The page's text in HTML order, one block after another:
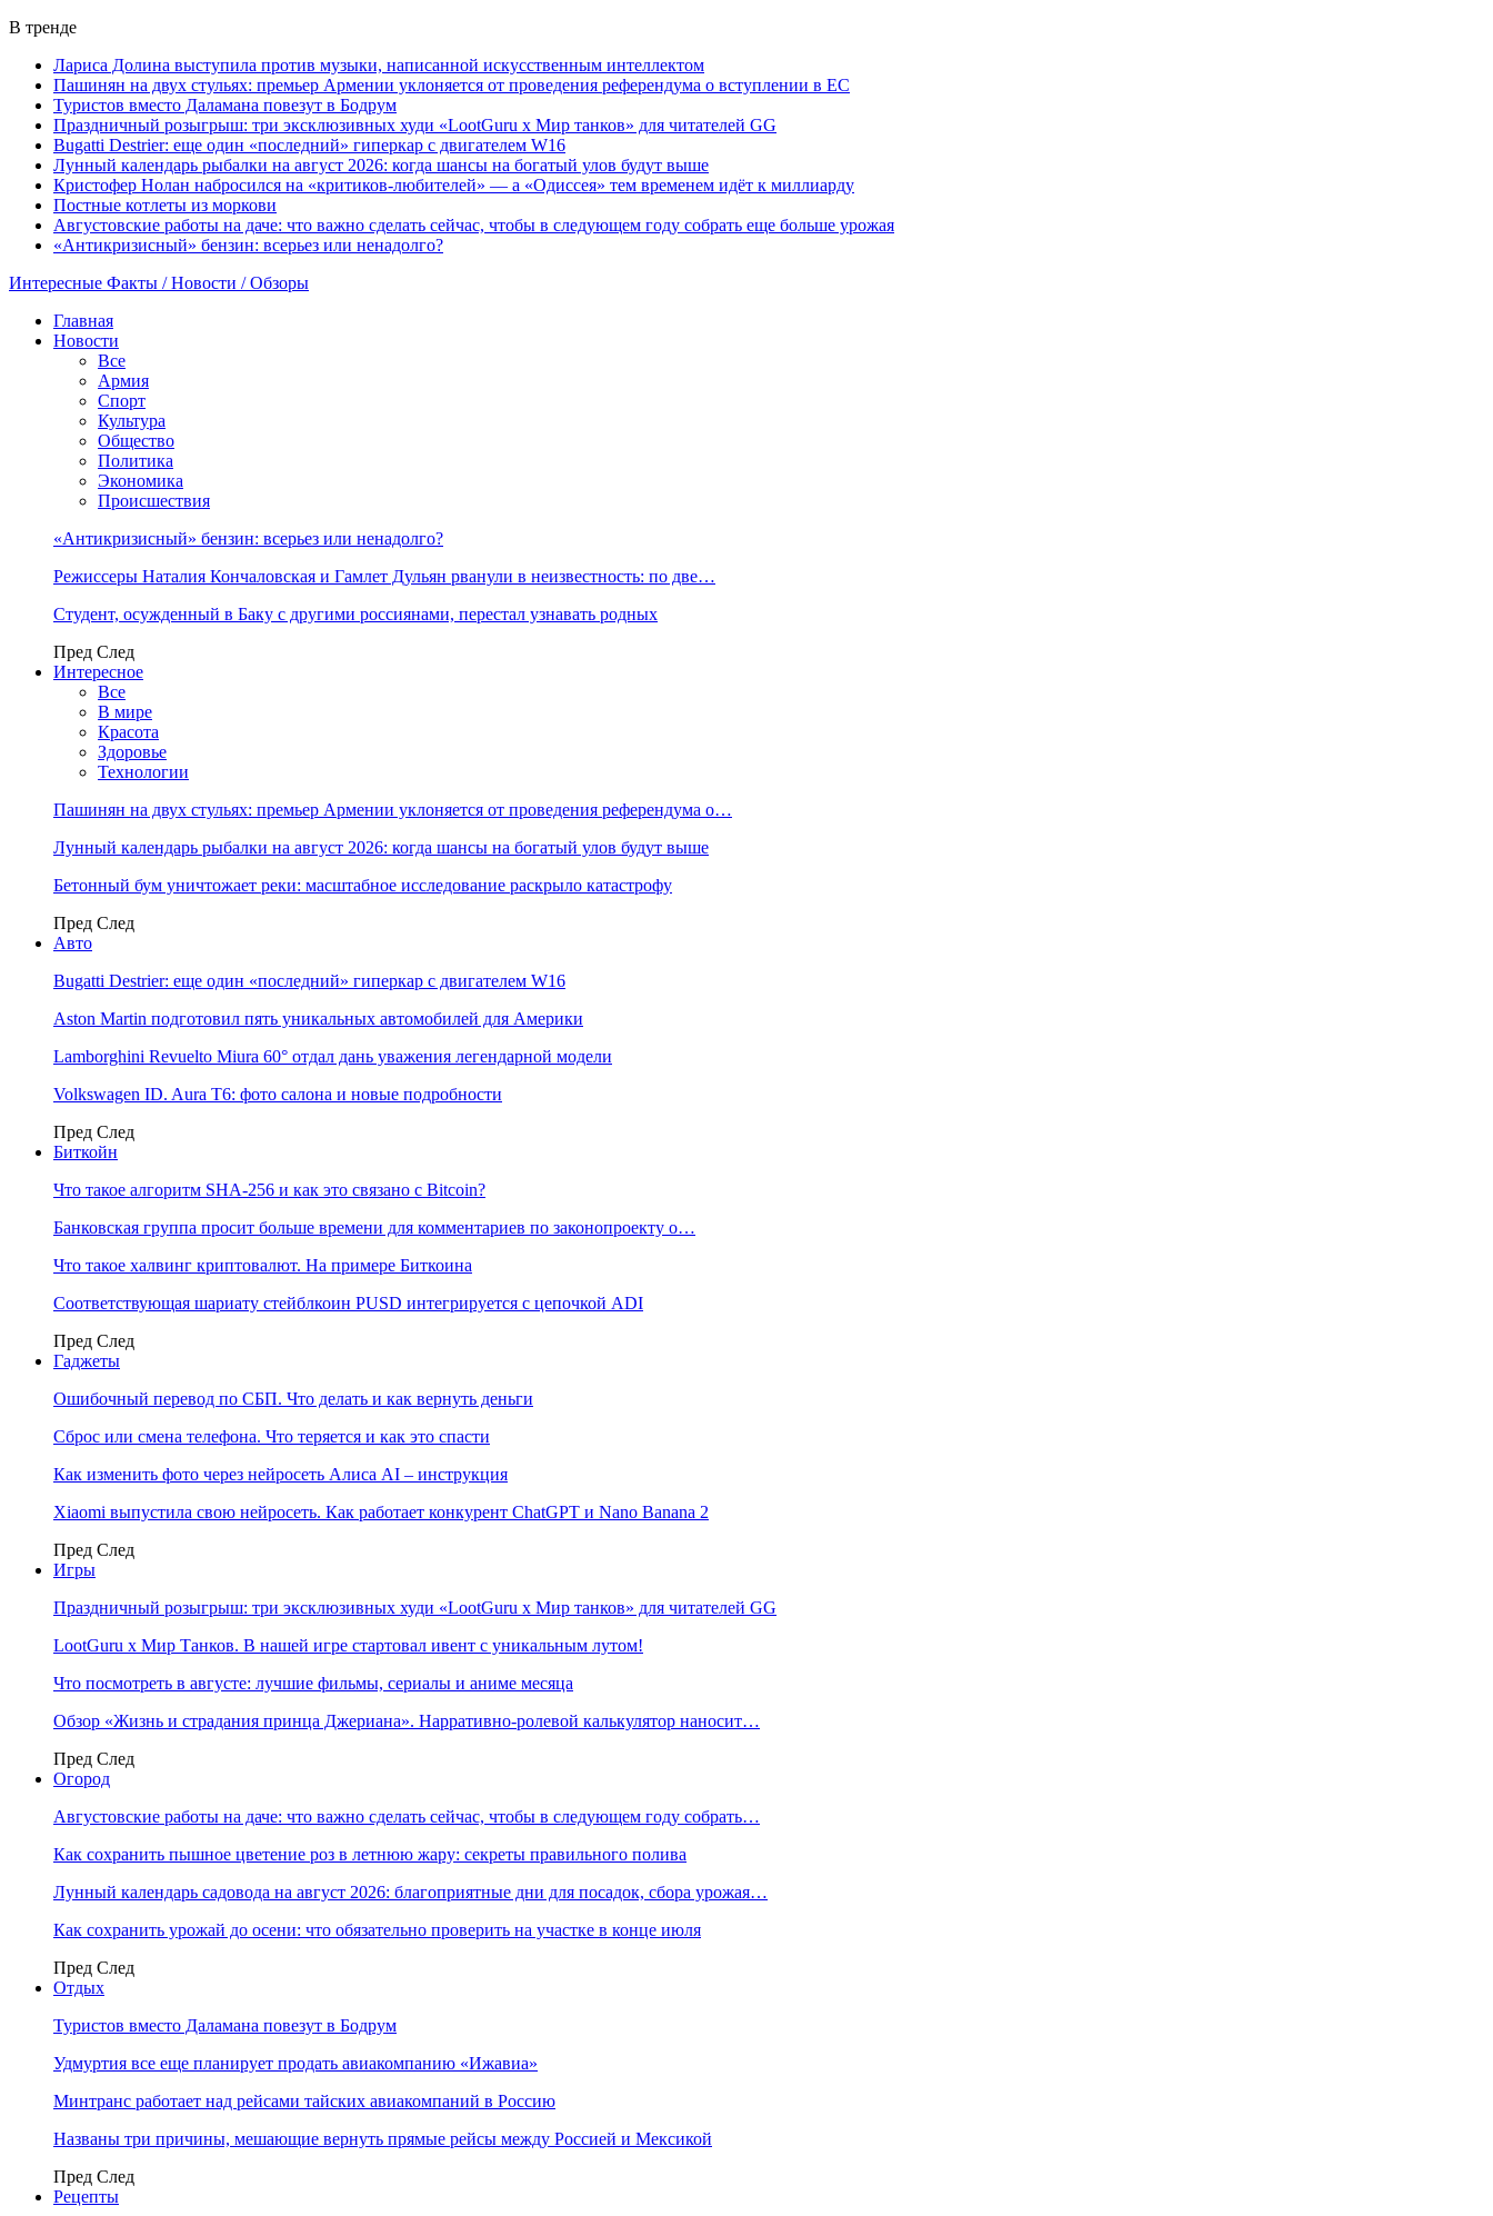
В тренде
Лариса Долина выступила против музыки, написанной искусственным интеллектом
Пашинян на двух стульях: премьер Армении уклоняется от проведения референдума о вступлении в ЕС
Туристов вместо Даламана повезут в Бодрум
Праздничный розыгрыш: три эксклюзивных худи «LootGuru х Мир танков» для читателей GG
Bugatti Destrier: еще один «последний» гиперкар с двигателем W16
Лунный календарь рыбалки на август 2026: когда шансы на богатый улов будут выше
Кристофер Нолан набросился на «критиков-любителей» — а «Одиссея» тем временем идёт к миллиарду
Постные котлеты из моркови
Августовские работы на даче: что важно сделать сейчас, чтобы в следующем году собрать еще больше урожая
«Антикризисный» бензин: всерьез или ненадолго?
Интересные Факты / Новости / Обзоры
Главная
Новости
Все
Армия
Спорт
Культура
Общество
Политика
Экономика
Происшествия
«Антикризисный» бензин: всерьез или ненадолго?
Режиссеры Наталия Кончаловская и Гамлет Дульян рванули в неизвестность: по две…
Студент, осужденный в Баку с другими россиянами, перестал узнавать родных
Пред След
Интересное
Все
В мире
Красота
Здоровье
Технологии
Пашинян на двух стульях: премьер Армении уклоняется от проведения референдума о…
Лунный календарь рыбалки на август 2026: когда шансы на богатый улов будут выше
Бетонный бум уничтожает реки: масштабное исследование раскрыло катастрофу
Пред След
Авто
Bugatti Destrier: еще один «последний» гиперкар с двигателем W16
Aston Martin подготовил пять уникальных автомобилей для Америки
Lamborghini Revuelto Miura 60° отдал дань уважения легендарной модели
Volkswagen ID. Aura T6: фото салона и новые подробности
Пред След
Биткойн
Что такое алгоритм SHA-256 и как это связано с Bitcoin?
Банковская группа просит больше времени для комментариев по законопроекту о…
Что такое халвинг криптовалют. На примере Биткоина
Соответствующая шариату стейблкоин PUSD интегрируется с цепочкой ADI
Пред След
Гаджеты
Ошибочный перевод по СБП. Что делать и как вернуть деньги
Сброс или смена телефона. Что теряется и как это спасти
Как изменить фото через нейросеть Алиса AI – инструкция
Xiaomi выпустила свою нейросеть. Как работает конкурент ChatGPT и Nano Banana 2
Пред След
Игры
Праздничный розыгрыш: три эксклюзивных худи «LootGuru х Мир танков» для читателей GG
LootGuru x Мир Танков. В нашей игре стартовал ивент с уникальным лутом!
Что посмотреть в августе: лучшие фильмы, сериалы и аниме месяца
Обзор «Жизнь и страдания принца Джериана». Нарративно-ролевой калькулятор наносит…
Пред След
Огород
Августовские работы на даче: что важно сделать сейчас, чтобы в следующем году собрать…
Как сохранить пышное цветение роз в летнюю жару: секреты правильного полива
Лунный календарь садовода на август 2026: благоприятные дни для посадок, сбора урожая…
Как сохранить урожай до осени: что обязательно проверить на участке в конце июля
Пред След
Отдых
Туристов вместо Даламана повезут в Бодрум
Удмуртия все еще планирует продать авиакомпанию «Ижавиа»
Минтранс работает над рейсами тайских авиакомпаний в Россию
Названы три причины, мешающие вернуть прямые рейсы между Россией и Мексикой
Пред След
Рецепты